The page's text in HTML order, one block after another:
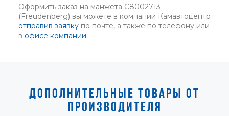
Оформить заказ на манжета C8002713
(Freudenberg) вы можете в компании Камавтоцентр
отправив заявку по почте, а также по телефону или
в офисе компании.
ДОПОЛНИТЕЛЬНЫЕ ТОВАРЫ ОТ
ПРОИЗВОДИТЕЛЯ